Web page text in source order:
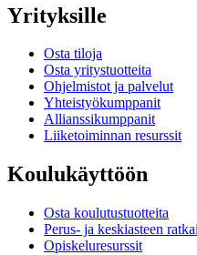
Yrityksille
Osta tiloja
Osta yritystuotteita
Ohjelmistot ja palvelut
Yhteistyökumppanit
Allianssikumppanit
Liiketoiminnan resurssit
Koulukäyttöön
Osta koulutustuotteita
Perus- ja keskiasteen
Opiskeluresurssit